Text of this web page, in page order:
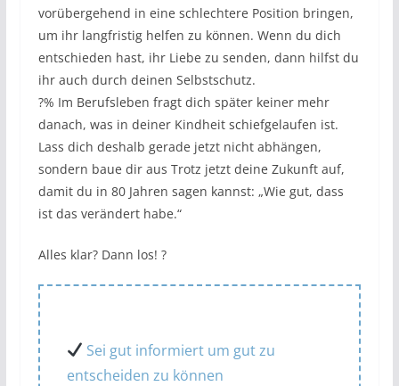
vorübergehend in eine schlechtere Position bringen,
um ihr langfristig helfen zu können. Wenn du dich
entschieden hast, ihr Liebe zu senden, dann hilfst du
ihr auch durch deinen Selbstschutz.
?% Im Berufsleben fragt dich später keiner mehr
danach, was in deiner Kindheit schiefgelaufen ist.
Lass dich deshalb gerade jetzt nicht abhängen,
sondern baue dir aus Trotz jetzt deine Zukunft auf,
damit du in 80 Jahren sagen kannst: „Wie gut, dass
ist das verändert habe.“
Alles klar? Dann los! ?
Sei gut informiert um gut zu
entscheiden zu können